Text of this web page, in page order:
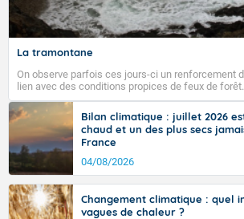
La tramontane
On observe parfois ces jours-ci un renforcement
lien avec des conditions propices de feux de
tramontane ? Quelles sont ses caractéristiques ?
vent turbulent soufflant de secteur nord-ouest à
ouest, dans un secteur qui part du Roussillon à la
l’ouest de l’Hérault. L’étymologie de ce vent vient
signifiant au-delà des monts, en allusion aux
d’où provient ce vent.
Bilan climatique : juillet 2026
chaud et un des plus secs
France
04/08/2026
Changement climatique : quel
vagues de chaleur ?